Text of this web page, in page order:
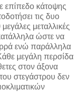
επίπεδο κάτοψης
τις δυο
μεταλλικές
ώστε να
ενώ παράλληλα
μεγάλη περσίδα
στον άξονα
στεγάστρου δεν